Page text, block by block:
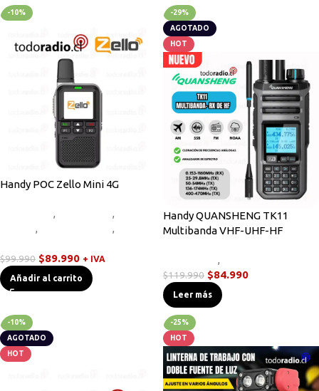
-10%
Handy POC Zello Mini 4G
, ,
, ,
$99.990 $89.990 + IVA
Añadir al carrito
-29%
AGOTADO
HOT
Handy QUANSHENG TK11
Multibanda VHF-UHF-HF
,
$119.990 $84.990
Leer más
-10%
AGOTADO
HOT
-25%
HOT